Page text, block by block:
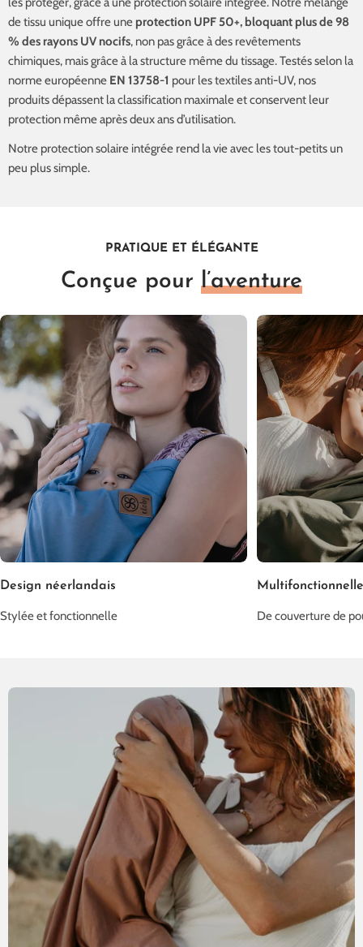
de tissu unique offre une protection UPF 50+, bloquant plus de 98
% des rayons UV nocifs, non pas grâce à des revêtements
chimiques, mais grâce à la structure même du tissage. Testés selon la
norme européenne EN 13758-1 pour les textiles anti-UV, nos
produits dépassent la classification maximale et conservent leur
protection même après deux ans d’utilisation.
Notre protection solaire intégrée rend la vie avec les tout-petits un
peu plus simple.
PRATIQUE ET ÉLÉGANTE
Conçue pour l’aventure
Design néerlandais
Stylée et fonctionnelle
Multifonctionnelle
De couverture de